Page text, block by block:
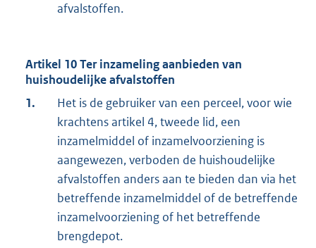
afvalstoffen.
Artikel 10 Ter inzameling aanbieden van
huishoudelijke afvalstoffen
1.
Het is de gebruiker van een perceel, voor wie
krachtens artikel 4, tweede lid, een
inzamelmiddel of inzamelvoorziening is
aangewezen, verboden de huishoudelijke
afvalstoffen anders aan te bieden dan via het
betreffende inzamelmiddel of de betreffende
inzamelvoorziening of het betreffende
brengdepot.